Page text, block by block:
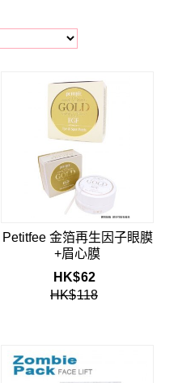
Petitfee 金箔再生因子眼膜
+眉心膜
HK$62
HK$118